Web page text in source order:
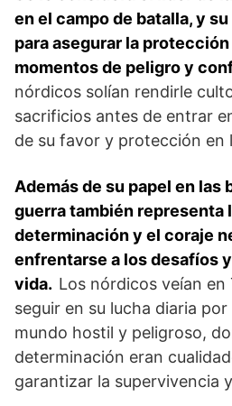
en el campo de batalla, y
para asegurar la
momentos de peligro y
nórdicos solían rendirle
sacrificios antes de ‍entrar
de su favor y protección en
Además de su papel en las
guerra también representa
determinación y el coraje
enfrentarse a‌ los desafíos
vida. ⁤ Los nórdicos veían⁢ en
seguir en su lucha diaria
mundo hostil y peligroso,
determinación eran
garantizar la supervivencia